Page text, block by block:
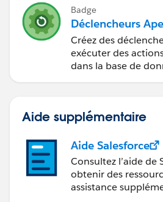
    }
string searchquery
    public Opp() {
OppList2 =
public void
OppList2 =
    }
}
Please check the below links for
http://
7679/custom-visualforce-
Badge
Déclencheurs
Créez des
exécuter des
dans la base de
Aide supplémentaire
Aide Salesforce
Consultez l’aide de
obtenir des
assistance